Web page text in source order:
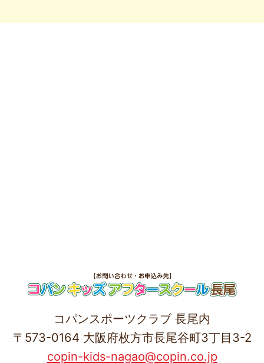
コパンスポーツクラブ 長尾内
〒573-0164 大阪府枚方市長尾谷町3丁目3-2
copin-kids-nagao@copin.co.jp